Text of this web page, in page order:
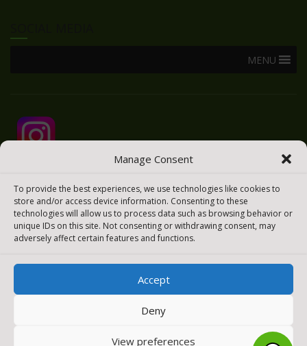
Manage Consent
To provide the best experiences, we use technologies like cookies to
store and/or access device information. Consenting to these
technologies will allow us to process data such as browsing behavior or
unique IDs on this site. Not consenting or withdrawing consent, may
adversely affect certain features and functions.
Accept
Deny
View preferences
MENU
[payment_methods_image]